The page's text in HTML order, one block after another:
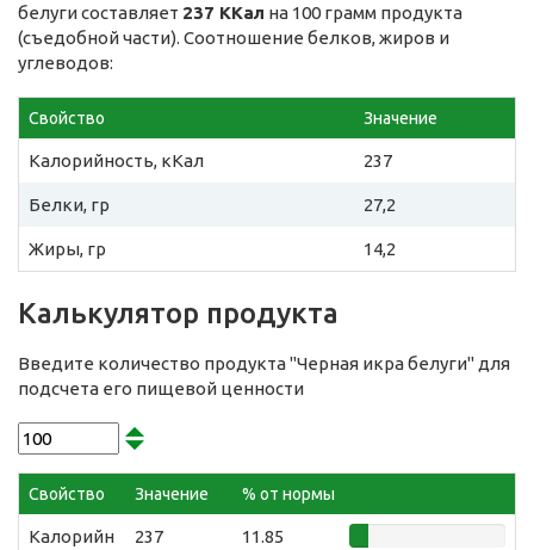
белуги составляет 237 ККал на 100 грамм продукта
(съедобной части). Соотношение белков, жиров и
углеводов:
Свойство Значение
Калорийность, кКал 237
Белки, гр 27,2
Жиры, гр 14,2
Калькулятор продукта
Введите количество продукта "Черная икра белуги" для
подсчета его пищевой ценности
Свойство Значение % от нормы
Калорийн
237 11.85